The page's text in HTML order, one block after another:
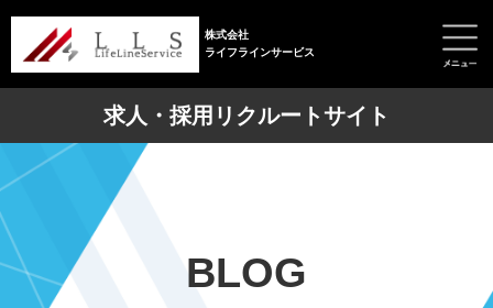
株式会社
ライフラインサービス
求人・採用リクルートサイト
BLOG